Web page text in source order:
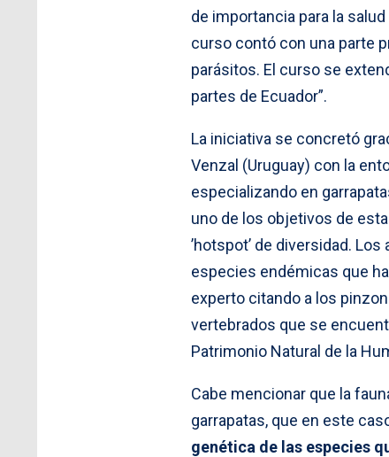
de importancia para la
curso contó con una parte
parásitos. El curso se
partes de Ecuador”.
La iniciativa se concretó
Venzal (Uruguay) con la
especializando en
uno de los objetivos de
’hotspot’ de diversidad.
especies endémicas que
experto citando a los
vertebrados que se
Patrimonio Natural de la
Cabe mencionar que la
garrapatas, que en este
genética de las especies